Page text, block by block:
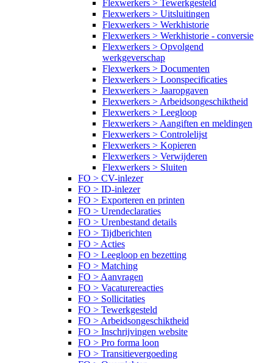
Flexwerkers > Tewerkgesteld
Flexwerkers > Uitsluitingen
Flexwerkers > Werkhistorie
Flexwerkers > Werkhistorie - conversie
Flexwerkers > Opvolgend
werkgeverschap
Flexwerkers > Documenten
Flexwerkers > Loonspecificaties
Flexwerkers > Jaaropgaven
Flexwerkers > Arbeidsongeschiktheid
Flexwerkers > Leegloop
Flexwerkers > Aangiften en meldingen
Flexwerkers > Controlelijst
Flexwerkers > Kopieren
Flexwerkers > Verwijderen
Flexwerkers > Sluiten
FO > CV-inlezer
FO > ID-inlezer
FO > Exporteren en printen
FO > Urendeclaraties
FO > Urenbestand details
FO > Tijdberichten
FO > Acties
FO > Leegloop en bezetting
FO > Matching
FO > Aanvragen
FO > Vacaturereacties
FO > Sollicitaties
FO > Tewerkgesteld
FO > Arbeidsongeschiktheid
FO > Inschrijvingen website
FO > Pro forma loon
FO > Transitievergoeding